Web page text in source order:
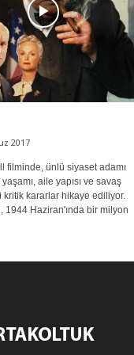
2017
filminde, ünlü siyaset adamı
aile yapısı ve savaş
kritik kararlar hikaye ediliyor.
1944 Haziran'ında bir milyon